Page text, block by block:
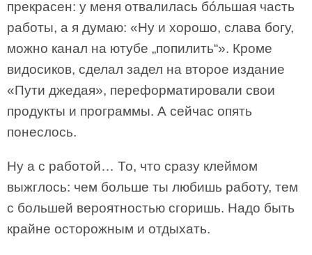
прекрасен: у меня отвалилась бо́льшая часть
работы, а я думаю: «Ну и хорошо, слава богу,
можно канал на ютубе „попилить“». Кроме
видосиков, сделал задел на второе издание
«Пути джедая», переформатировали свои
продукты и программы. А сейчас опять
понеслось.
Ну а с работой… То, что сразу клеймом
выжглось: чем больше ты любишь работу, тем
с большей вероятностью сгоришь. Надо быть
крайне осторожным и отдыхать.